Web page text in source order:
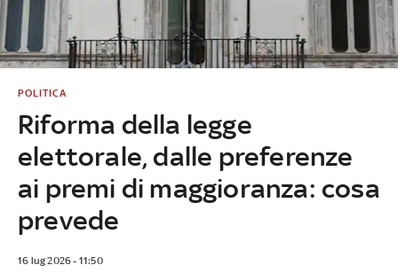
Riforma della legge
elettorale, dalle preferenze
ai premi di maggioranza: cosa
prevede
POLITICA
16 lug 2026 - 11:50